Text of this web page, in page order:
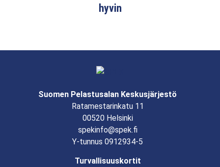
hyvin
Suomen Pelastusalan Keskusjärjestö
Ratamestarinkatu 11
00520 Helsinki
spekinfo@spek.fi
Y-tunnus 0912934-5
Turvallisuuskortit